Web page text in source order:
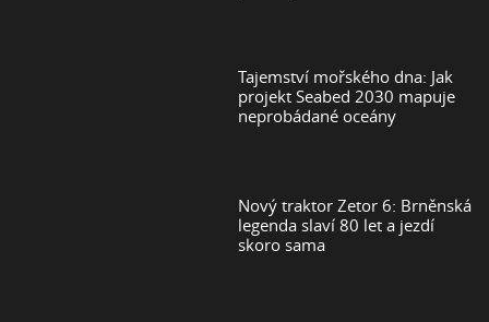
Tajemství mořského dna: Jak
projekt Seabed 2030 mapuje
neprobádané oceány
Nový traktor Zetor 6: Brněnská
legenda slaví 80 let a jezdí
skoro sama